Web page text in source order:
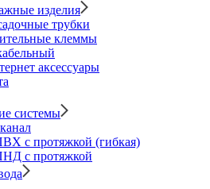
изделия
трубки
клеммы
аксессуары
системы
с протяжкой (гибкая)
с протяжкой